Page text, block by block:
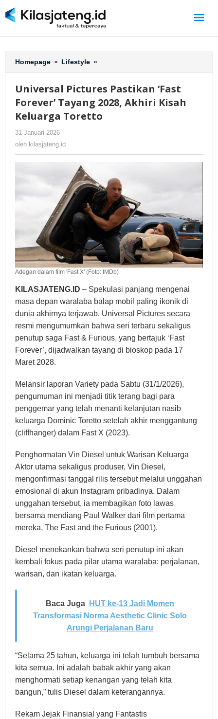
ke
Homepage » Lifestyle »
Pictures
‘Fast
Forever’
Tayang
Keluarga
Universal Pictures Pastikan ‘Fast
Forever’ Tayang 2028, Akhiri Kisah
Keluarga Toretto
31 Januari 2026
kilasjateng.id
oleh kilasjateng.id
Adegan dalam film 'Fast X' (Foto: IMDb)
KILASJATENG.ID – Spekulasi panjang mengenai
masa depan waralaba balap mobil paling ikonik di
dunia akhirnya terjawab. Universal Pictures secara
resmi mengumumkan bahwa seri terbaru sekaligus
penutup saga Fast & Furious, yang bertajuk ‘Fast
Forever’, dijadwalkan tayang di bioskop pada 17
Maret 2028.
Melansir laporan Variety pada Sabtu (31/1/2026),
pengumuman ini menjadi titik terang bagi para
penggemar yang telah menanti kelanjutan nasib
keluarga Dominic Toretto setelah akhir menggantung
(cliffhanger) dalam Fast X (2023).
Penghormatan Vin Diesel untuk Warisan Keluarga
Aktor utama sekaligus produser, Vin Diesel,
mengonfirmasi tanggal rilis tersebut melalui unggahan
emosional di akun Instagram pribadinya. Dalam
unggahan tersebut, ia membagikan foto lawas
bersama mendiang Paul Walker dari film pertama
mereka, The Fast and the Furious (2001).
Diesel menekankan bahwa seri penutup ini akan
kembali fokus pada pilar utama waralaba: perjalanan,
warisan, dan ikatan keluarga.
Baca Juga
HUT ke-13 Jadi Momen
Transformasi Norma Aesthetic Clinic Solo
Arungi Perjalanan Baru
“Selama 25 tahun, keluarga ini telah tumbuh bersama
kita semua. Ini adalah babak akhir yang akan
menghormati setiap kenangan yang telah kita
bangun,” tulis Diesel dalam keterangannya.
Rekam Jejak Finansial yang Fantastis